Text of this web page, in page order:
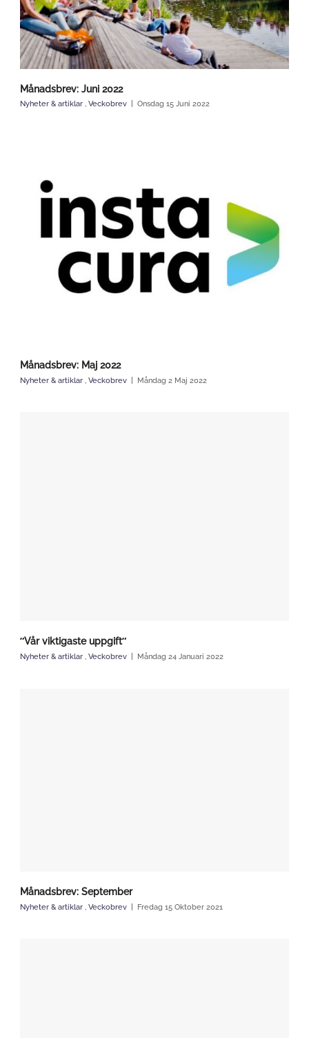
Månadsbrev: Juni 2022
Nyheter & artiklar , Veckobrev Onsdag 15 Juni 2022
Månadsbrev: Maj 2022
Nyheter & artiklar , Veckobrev Måndag 2 Maj 2022
”Vår viktigaste uppgift”
Nyheter & artiklar , Veckobrev Måndag 24 Januari 2022
Månadsbrev: September
Nyheter & artiklar , Veckobrev Fredag 15 Oktober 2021